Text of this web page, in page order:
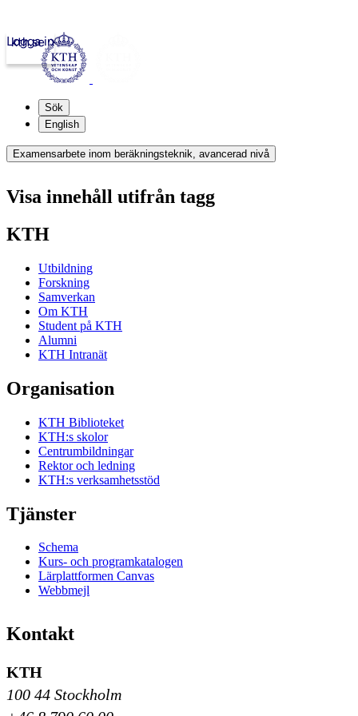
kth.se
Logga in
Sök
English
Examensarbete inom beräkningsteknik, avancerad nivå
Visa innehåll utifrån tagg
KTH
Utbildning
Forskning
Samverkan
Om KTH
Student på KTH
Alumni
KTH Intranät
Organisation
KTH Biblioteket
KTH:s skolor
Centrumbildningar
Rektor och ledning
KTH:s verksamhetsstöd
Tjänster
Schema
Kurs- och programkatalogen
Lärplattformen Canvas
Webbmejl
Kontakt
KTH
100 44 Stockholm